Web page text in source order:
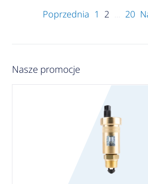
Poprzednia 1 2 ... 20
Nasze promocje